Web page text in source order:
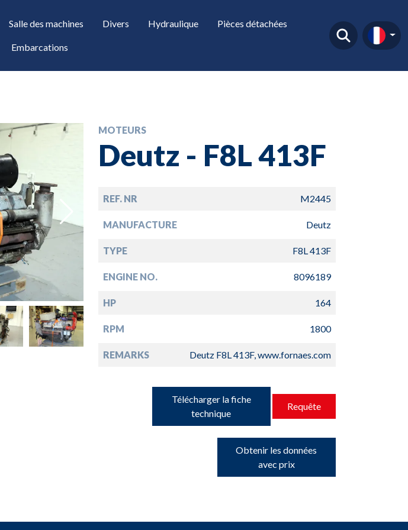
Salle des machines Divers Hydraulique Pièces détachées
Embarcations
MOTEURS
Deutz - F8L 413F
REF. NR M2445
MANUFACTURE Deutz
TYPE F8L 413F
ENGINE NO. 8096189
HP 164
RPM 1800
REMARKS Deutz F8L 413F, www.fornaes.com
Télécharger la fiche
technique
Requête
Obtenir les données
avec prix